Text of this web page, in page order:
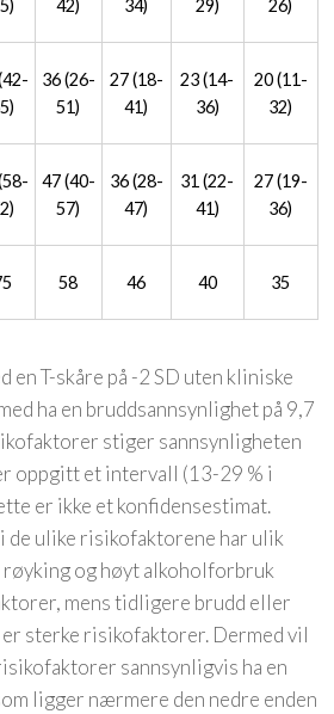
42) 34) 29) 26)
36 (26-
51)
27 (18-
41)
23 (14-
36)
20 (11-
32)
47 (40-
57)
36 (28-
47)
31 (22-
41)
27 (19-
36)
58 46 40 35
en T-skåre på -2 SD uten kliniske
ha en bruddsannsynlighet på 9,7
stiger sannsynligheten
oppgitt et intervall (13-29 % i
er ikke et konfidensestimat.
de ulike risikofaktorene har ulik
røyking og høyt alkoholforbruk
mens tidligere brudd eller
sterke risikofaktorer. Dermed vil
sannsynligvis ha en
ligger nærmere den nedre enden